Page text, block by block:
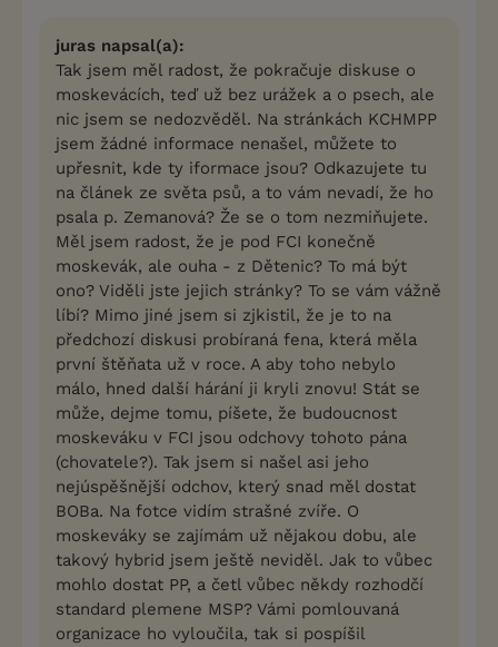
juras napsal(a):
Tak jsem měl radost, že pokračuje diskuse o
moskevácích, teď už bez urážek a o psech, ale
nic jsem se nedozvěděl. Na stránkách KCHMPP
jsem žádné informace nenašel, můžete to
upřesnit, kde ty iformace jsou? Odkazujete tu
na článek ze světa psů, a to vám nevadí, že ho
psala p. Zemanová? Že se o tom nezmiňujete.
Měl jsem radost, že je pod FCI konečně
moskevák, ale ouha - z Dětenic? To má být
ono? Viděli jste jejich stránky? To se vám vážně
líbí? Mimo jiné jsem si zjkistil, že je to na
předchozí diskusi probíraná fena, která měla
první štěňata už v roce. A aby toho nebylo
málo, hned další hárání ji kryli znovu! Stát se
může, dejme tomu, píšete, že budoucnost
moskeváku v FCI jsou odchovy tohoto pána
(chovatele?). Tak jsem si našel asi jeho
nejúspěšnější odchov, který snad měl dostat
BOBa. Na fotce vidím strašné zvíře. O
moskeváky se zajímám už nějakou dobu, ale
takový hybrid jsem ještě neviděl. Jak to vůbec
mohlo dostat PP, a četl vůbec někdy rozhodčí
standard plemene MSP? Vámi pomlouvaná
organizace ho vyloučila, tak si pospíšil